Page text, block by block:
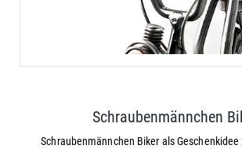
Schraubenmännchen
Schraubenmännchen Biker als Geschenkidee